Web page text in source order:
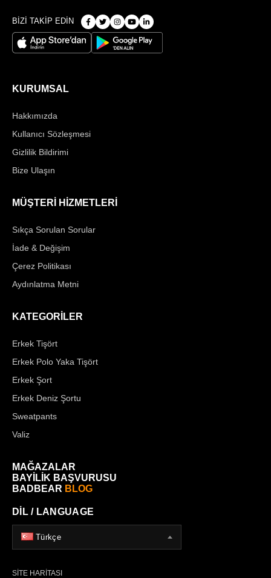
BİZİ TAKİP EDİN
KURUMSAL
Hakkımızda
Kullanıcı Sözleşmesi
Gizlilik Bildirimi
Bize Ulaşın
MÜŞTERİ HİZMETLERİ
Sıkça Sorulan Sorular
İade & Değişim
Çerez Politikası
Aydınlatma Metni
KATEGORİLER
Erkek Tişört
Erkek Polo Yaka Tişört
Erkek Şort
Erkek Deniz Şortu
Sweatpants
Valiz
MAĞAZALAR
BAYİLİK BAŞVURUSU
BADBEAR BLOG
DİL / LANGUAGE
Türkçe
SİTE HARİTASI